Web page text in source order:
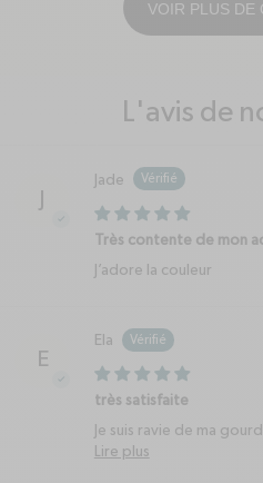
VOIR PLUS DE
L'avis de
Jade
Très contente de mon
J’adore la couleur
E
Ela
très satisfaite
Je suis ravie de ma
Lire plus